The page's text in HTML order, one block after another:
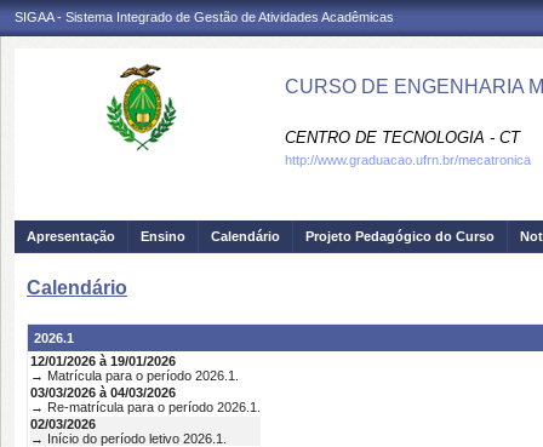
SIGAA - Sistema Integrado de Gestão de Atividades Acadêmicas
CURSO DE ENGENHARIA
CENTRO DE TECNOLOGIA - CT
http://www.graduacao.ufrn.br/mecatronica
Apresentação Ensino Calendário Projeto Pedagógico do Curso
Calendário
2026.1
12/01/2026 à 19/01/2026
→ Matrícula para o período 2026.1.
03/03/2026 à 04/03/2026
→ Re-matrícula para o período 2026.1.
02/03/2026
→ Início do período letivo 2026.1.